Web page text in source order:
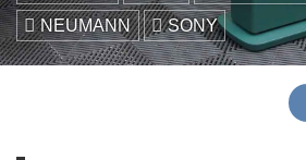
NEUMANN
SONY